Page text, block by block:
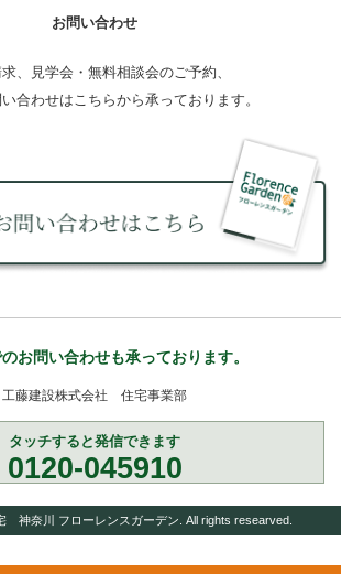
お問い合わせ
、見学会・無料相談会のご予約、
合わせはこちらから承っております。
お問い合わせも承っております。
工藤建設株式会社 住宅事業部
タッチすると発信できます
0120-045910
神奈川 フローレンスガーデン. All rights researved.